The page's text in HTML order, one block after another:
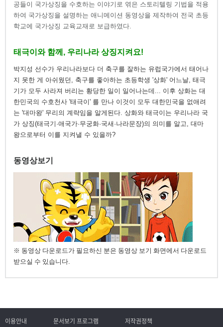
공들이 국가상징을 수호하는 이야기로 엮은 스토리텔링 기법을 적용
하여 국가상징을 설명하는 애니메이션 동영상을 제작하여 전국 초등
학교에 국가상징 교육교재로 보급하였다.
태극이와 함께, 우리나라 상징지켜요!
박지성 선수가 우리나라보다 더 축구를 잘하는 유럽국가에서 태어나
지 못한 게 아쉬웠던, 축구를 좋아하는 초등학생 '상화' 어느날, 태극
기가 모두 사라져 버리는 황당한 일이 일어나는데... 이후 상화는 대
한민국의 수호천사 '태극이' 를 만나 이것이 모두 대한민국을 없애려
는 '대마왕' 무리의 계략임을 알게된다. 상화와 태극이는 우리나라 국
가 상징(태극기·애국가·무궁화·국새·나라문장)의 의미를 알고, 대마
왕으로부터 이를 지켜낼 수 있을까?
동영상보기
※ 동영상 다운로드가 필요하신 분은 동영상 보기 화면에서 다운로드
받으실 수 있습니다.
이용안내 문서보기 프로그램 저작권정책